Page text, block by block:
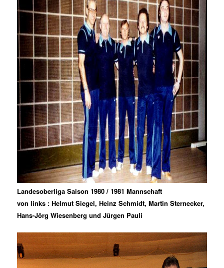
Landesoberliga Saison 1980 / 1981 Mannschaft
von links : Helmut Siegel, Heinz Schmidt, Martin Sternecker,
Hans-Jörg Wiesenberg und Jürgen Pauli